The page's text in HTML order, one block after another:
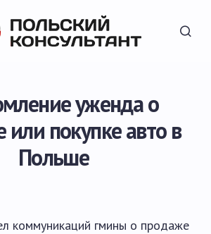
уженда о
покупке авто в
Польше
коммуникаций гмины о продаже